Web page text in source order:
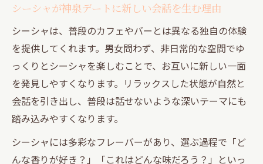
シーシャが神泉デートに新しい会話を生む理由
シーシャは、普段のカフェやバーとは異なる独自の体験
を提供してくれます。男女問わず、非日常的な空間でゆ
っくりとシーシャを楽しむことで、お互いに新しい一面
を発見しやすくなります。リラックスした状態が自然と
会話を引き出し、普段は話せないような深いテーマにも
踏み込みやすくなります。
シーシャには多彩なフレーバーがあり、選ぶ過程で「ど
んな香りが好き？」「これはどんな味だろう？」といっ